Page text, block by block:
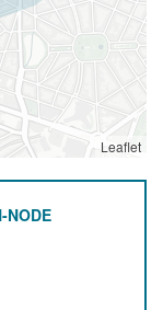
Leaflet
NODE